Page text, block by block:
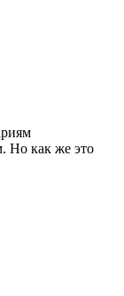
Но как же это